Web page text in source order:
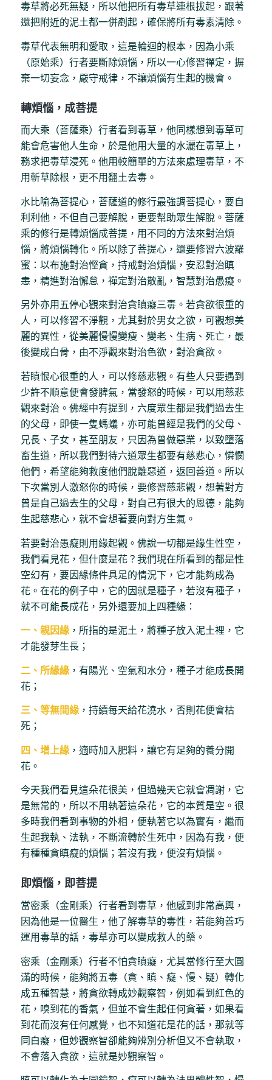
毒草將必死無疑，所以他把所有毒草連根拔起，跟著
還把附近的泥土都一併剷起，確保將所有毒素清除。
毒草代表無明和愛取，這是輪迴的根本，因為小乘
（原始乘）行者要斷除煩惱，所以一心修習禪定，摒
棄一切妄念，嚴守戒律，不讓煩惱有生起的機會。
轉煩惱，成菩提
而大乘（菩薩乘）行者看到毒草，他同樣想到毒草可
能會危害他人生命，於是他用大量的水灑在毒草上，
務求把毒草浸死。他用較簡單的方法來處理毒草，不
用斬草除根，更不用翻土去毒。
水比喻為菩提心，菩薩道的修行最強調菩提心，要自
利利他，不但自己要解脫，更要幫助眾生解脫。菩薩
乘的修行是轉煩惱成菩提，用不同的方法來對治煩
惱，將煩惱轉化。所以除了菩提心，還要修習六波羅
蜜：以布施對治慳貪，持戒對治煩惱，安忍對治瞋
恚，精進對治懈怠，禪定對治散亂，智慧對治愚癡。
另外亦用五停心觀來對治貪瞋癡三毒。若貪欲很重的
人，可以修習不淨觀，尤其對於男女之欲，可觀想美
麗的異性，從美麗慢慢變瘦、變老、生病、死亡，最
後變成白骨，由不淨觀來對治色欲，對治貪欲。
若瞋恨心很重的人，可以修慈悲觀。有些人只要遇到
少許不順意便會發脾氣，當發怒的時候，可以用慈悲
觀來對治。佛經中有提到，六度眾生都是我們過去生
的父母，即使一隻螞蟻，亦可能曾經是我們的父母、
兄長、子女，甚至朋友，只因為曾做惡業，以致墮落
畜生道，所以我們對待六道眾生都要有慈悲心，憐憫
他們，希望能夠救度他們脫離惡道，返回善道。所以
下次當別人激怒你的時候，要修習慈悲觀，想著對方
曾是自己過去生的父母，對自己有很大的恩德，能夠
生起慈悲心，就不會想著要向對方生氣。
若要對治愚癡則用緣起觀。佛說一切都是緣生性空，
我們看見花，但什麼是花？我們現在所看到的都是性
空幻有，要因緣條件具足的情況下，它才能夠成為
花。在花的例子中，它的因就是種子，若沒有種子，
就不可能長成花，另外還要加上四種緣：
一、親因緣，所指的是泥土，將種子放入泥土裡，它
才能發芽生長；
二、所緣緣，有陽光、空氣和水分，種子才能成長開
花；
三、等無間緣，持續每天給花澆水，否則花便會枯
死；
四、增上緣，適時加入肥料，讓它有足夠的養分開
花。
今天我們看見這朵花很美，但過幾天它就會凋謝，它
是無常的，所以不用執著這朵花，它的本質是空。很
多時我們看到事物的外相，便執著它以為實有，繼而
生起我執、法執，不斷流轉於生死中，因為有我，便
有種種貪瞋癡的煩惱；若沒有我，便沒有煩惱。
即煩惱，即菩提
當密乘（金剛乘）行者看到毒草，他感到非常高興，
因為他是一位醫生，他了解毒草的毒性，若能夠善巧
運用毒草的話，毒草亦可以變成救人的藥。
密乘（金剛乘）行者不怕貪瞋癡，尤其當修行至大圓
滿的時候，能夠將五毒（貪、瞋、癡、慢、疑）轉化
成五種智慧，將貪欲轉成妙觀察智，例如看到紅色的
花，嗅到花的香氣，但並不會生起任何貪著，如果看
到花而沒有任何感覺，也不知道花是花的話，那就等
同白癡，但妙觀察智卻能夠辨別分析但又不會執取，
不會落入貪欲，這就是妙觀察智。